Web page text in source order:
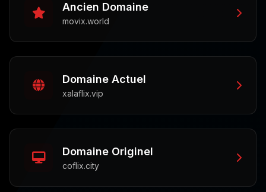
Ancien Domaine
movix.world
Domaine Actuel
xalaflix.vip
Domaine Originel
coflix.city